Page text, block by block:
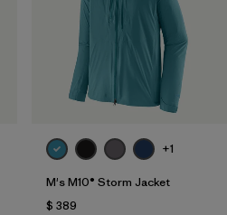
+1
M's M10® Storm Jacket
$ 389